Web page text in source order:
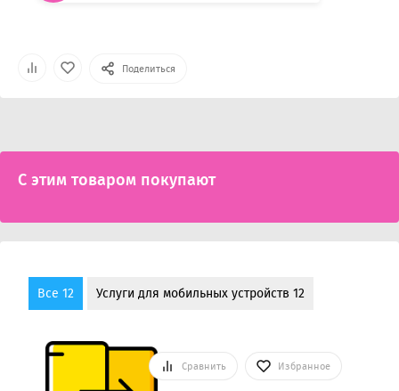
Поделиться
С этим товаром покупают
Все 12 Услуги для мобильных устройств 12
Сравнить Избранное